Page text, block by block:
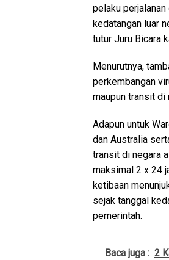
pelaku
kedatangan luar
tutur Juru Bicara
Menurutnya,
perkembangan
maupun transit di
Adapun untuk
dan Australia
transit di negara
maksimal 2 x 24
ketibaan
sejak tanggal
pemerintah.
Baca juga : 2